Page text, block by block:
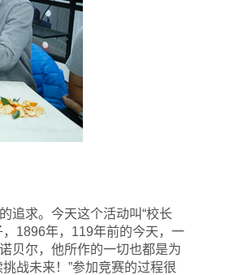
追求。今天这个活动叫“校长
1896年，119年前的今天，一
贝尔，他所作的一切也都是为
战未来！”参加竞赛的过程很